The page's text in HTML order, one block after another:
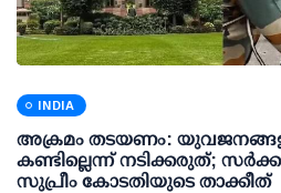
INDIA
അക്രമം തടയണം:
കണ്ടില്ലെന്ന് നടിക്കരുത്;
സുപ്രീം കോടതിയുടെ താക്കീത്